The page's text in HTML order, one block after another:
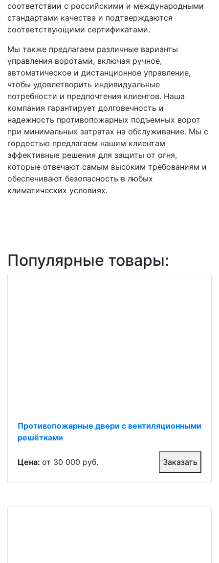
соответствии с российскими и международными
стандартами качества и подтверждаются
соответствующими сертификатами.
Мы также предлагаем различные варианты
управления воротами, включая ручное,
автоматическое и дистанционное управление,
чтобы удовлетворить индивидуальные
потребности и предпочтения клиентов. Наша
компания гарантирует долговечность и
надежность противопожарных подъемных ворот
при минимальных затратах на обслуживание. Мы с
гордостью предлагаем нашим клиентам
эффективные решения для защиты от огня,
которые отвечают самым высоким требованиям и
обеспечивают безопасность в любых
климатических условиях.
Популярные товары:
Противопожарные двери с вентиляционными
решётками
Цена: от 30 000 руб. Заказать